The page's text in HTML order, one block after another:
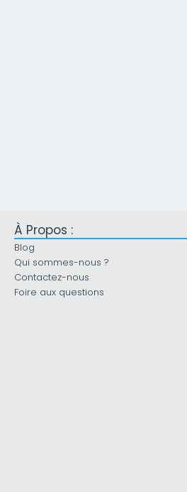
À Propos :
Blog
Qui sommes-nous ?
Contactez-nous
Foire aux questions